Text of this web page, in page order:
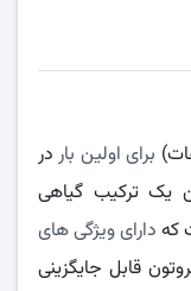
براى اولین باردر
شد (شکل ۱). این یک ترکیب گیاهی
که داراى ویژگی هاى
فیتیک اسید داراى ۲۱ پروتون قابل جایگزینی